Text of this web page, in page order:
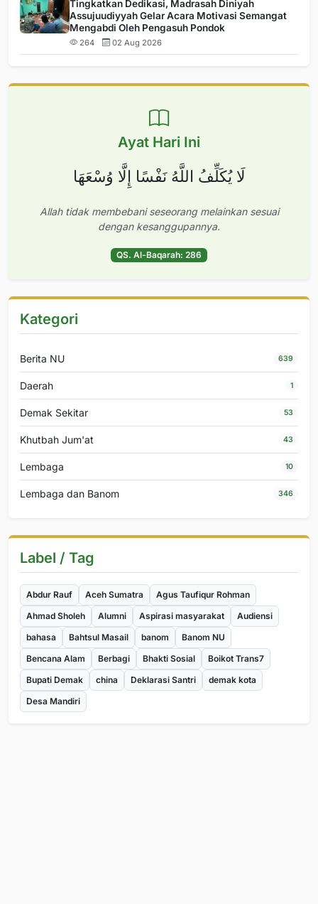
Tingkatkan Dedikasi, Madrasah Diniyah
Assujuudiyyah Gelar Acara Motivasi Semangat
Mengabdi Oleh Pengasuh Pondok
264 02 Aug 2026
Ayat Hari Ini
لَا يُكَلِّفُ اللَّهُ نَفْسًا إِلَّا وُسْعَهَا
Allah tidak membebani seseorang melainkan sesuai
dengan kesanggupannya.
QS. Al-Baqarah: 286
Kategori
Berita NU 639
Daerah 1
Demak Sekitar 53
Khutbah Jum'at 43
Lembaga 10
Lembaga dan Banom 346
Label / Tag
Abdur Rauf Aceh Sumatra
Agus Taufiqur Rohman
Ahmad Sholeh
Alumni Aspirasi masyarakat
Audiensi
bahasa
Bahtsul Masail banom
Banom NU
Bencana Alam
Berbagi Bhakti Sosial
Boikot Trans7
Bupati Demak
china Deklarasi Santri
demak kota
Desa Mandiri